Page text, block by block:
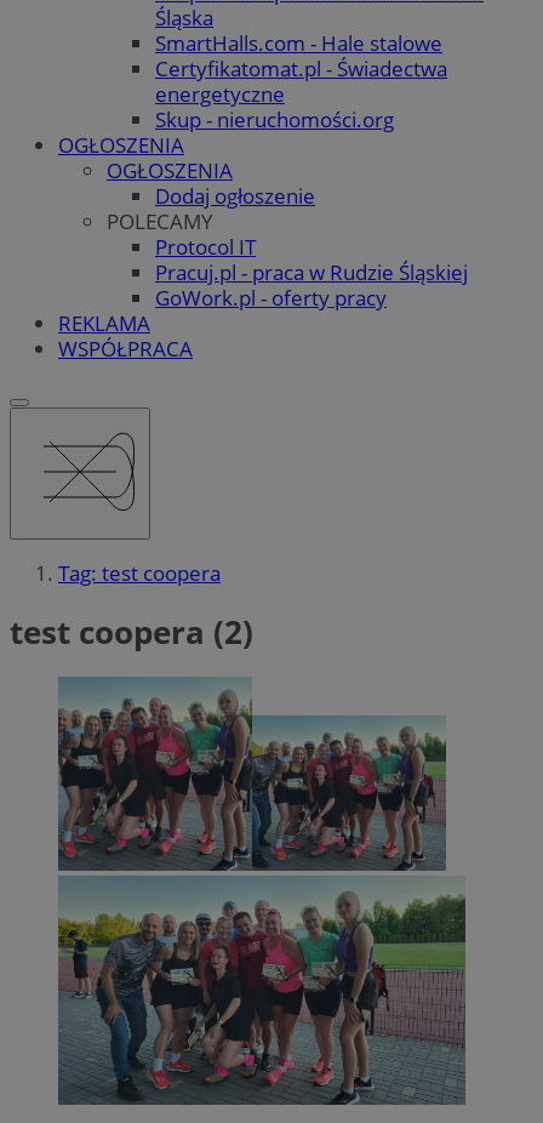
Śląska
SmartHalls.com - Hale stalowe
Certyfikatomat.pl - Świadectwa
energetyczne
Skup - nieruchomości.org
OGŁOSZENIA
OGŁOSZENIA
Dodaj ogłoszenie
POLECAMY
Protocol IT
Pracuj.pl - praca w Rudzie Śląskiej
GoWork.pl - oferty pracy
REKLAMA
WSPÓŁPRACA
Tag: test coopera
test coopera (2)